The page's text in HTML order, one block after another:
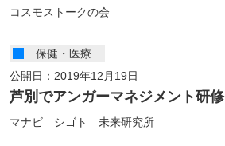
コスモストークの会
保健・医療
公開日：2019年12月19日
芦別でアンガーマネジメント研修
マナビ シゴト 未来研究所